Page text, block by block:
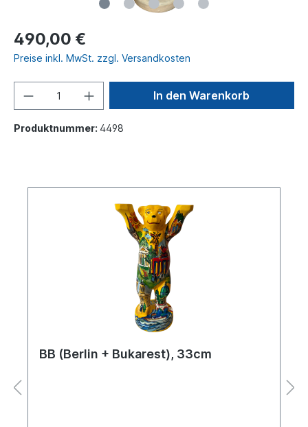
490,00 €
Preise inkl. MwSt. zzgl. Versandkosten
In den Warenkorb
Produktnummer: 4498
BB (Berlin + Bukarest), 33cm